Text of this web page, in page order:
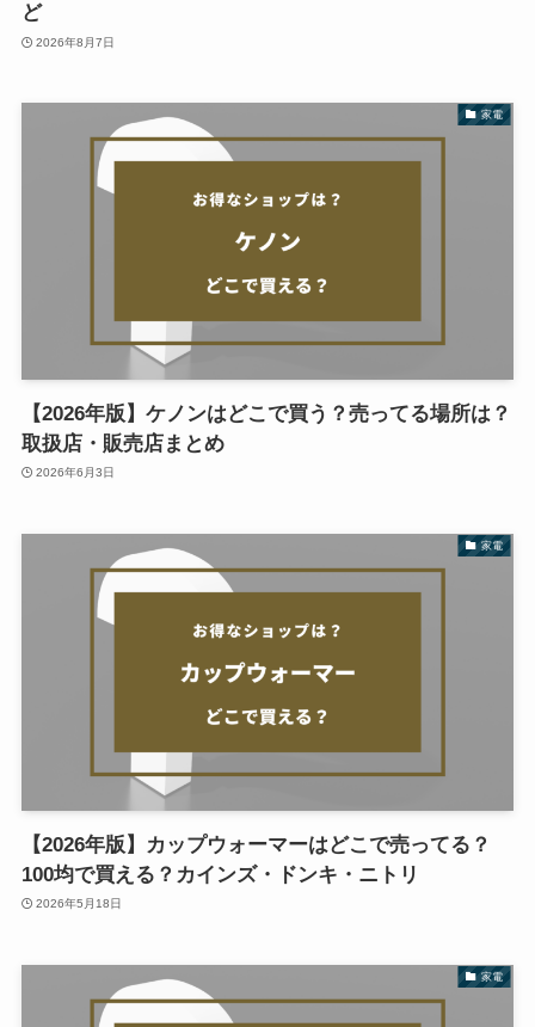
ど
2026年8月7日
家電
【2026年版】ケノンはどこで買う？売ってる場所は？
取扱店・販売店まとめ
2026年6月3日
家電
【2026年版】カップウォーマーはどこで売ってる？
100均で買える？カインズ・ドンキ・ニトリ
2026年5月18日
家電